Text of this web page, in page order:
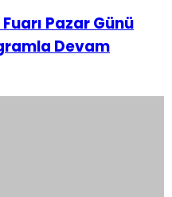
Pazar Günü
Devam